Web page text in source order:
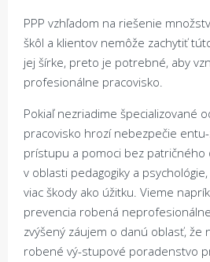
PPP vzhľadom na riešenie
škôl a klientov nemôže zachytiť
jej šírke, preto je potrebné, aby
profesionálne pracovisko.
Pokiaľ nezriadime špecializované
pracovisko hrozí nebezpečie
prístupu a pomoci bez patričného
v oblasti pedagogiky a
viac škody ako úžitku. Vieme
prevencia robená
zvýšený záujem o danú oblasť, že
robené vý-stupové poradenstvo